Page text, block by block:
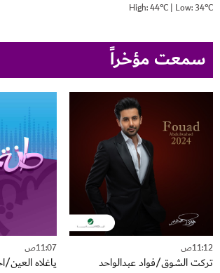
High: 44°C | Low: 34°C
سمعت مؤخراً
11:12ص
تركت الشوق/فواد عبدالواحد
11:07ص
ياغلاه